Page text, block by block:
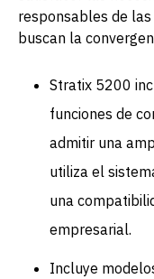
responsables de
buscan la
Stratix 5200
funciones de
admitir una
utiliza el
una
empresarial.
Incluye